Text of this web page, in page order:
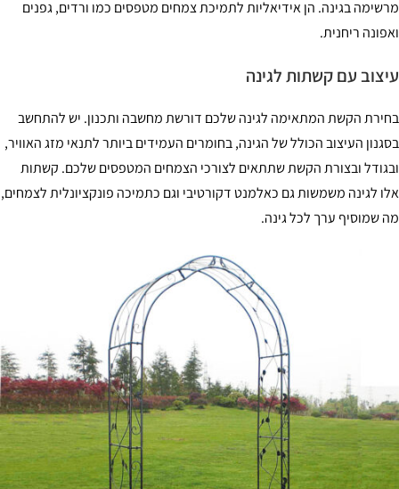
בגינה. הן אידיאליות לתמיכת צמחים מטפסים כמו ורדים, גפנים
ריחנית.
עם קשתות לגינה
הקשת המתאימה לגינה שלכם דורשת מחשבה ותכנון. יש להתחשב
העיצוב הכולל של הגינה, בחומרים העמידים ביותר לתנאי מזג האוויר,
ובצורת הקשת שתתאים לצורכי הצמחים המטפסים שלכם. קשתות
לגינה משמשות גם כאלמנט דקורטיבי וגם כתמיכה פונקציונלית לצמחים,
שמוסיף ערך לכל גינה.